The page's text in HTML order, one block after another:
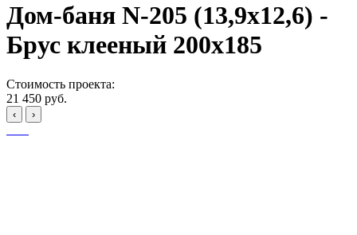
Дом-баня N-205 (13,9x12,6) -
Брус клееный 200x185
Стоимость проекта:
21 450 руб.
‹ ›